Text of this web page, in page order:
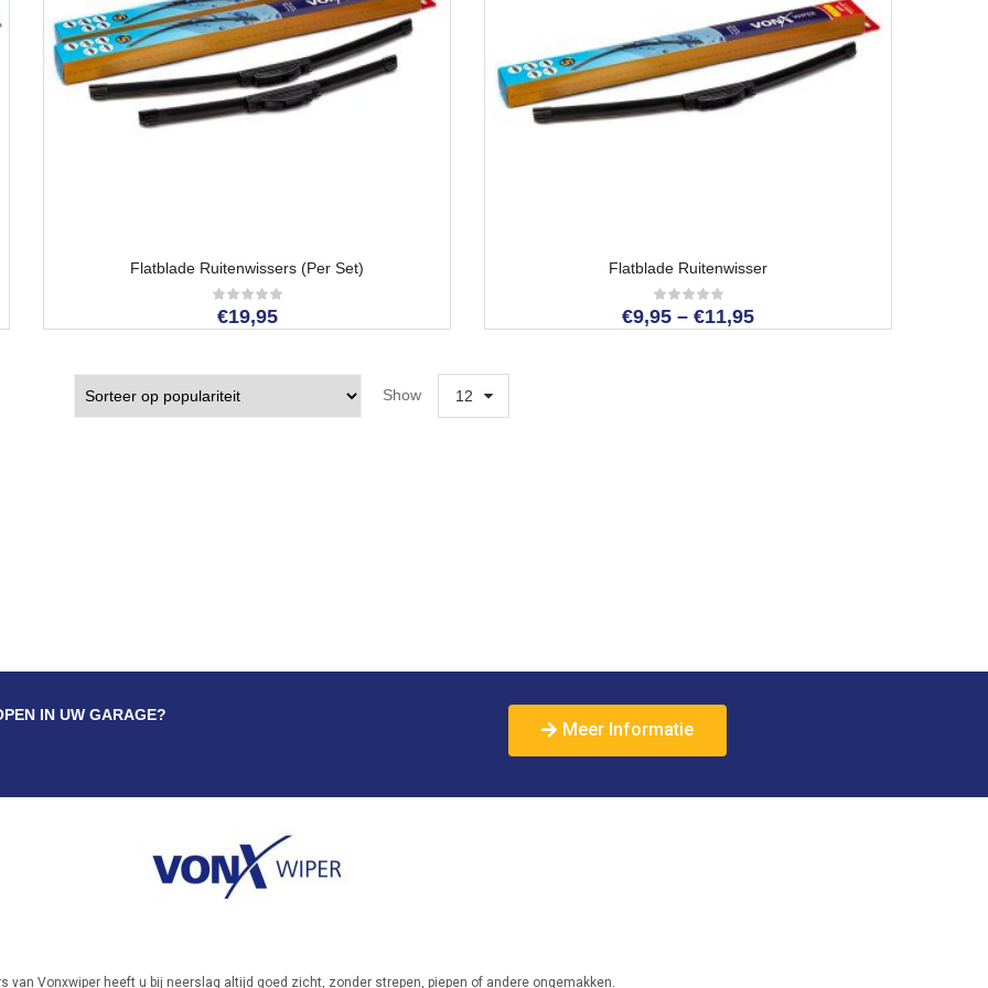
Flatblade Ruitenwissers (per Set)
€19,95
Flatblade Ruitenwisser
€9,95 – €11,95
Show 12
IN UW GARAGE?
Meer Informatie
van Vonxwiper heeft u bij neerslag altijd goed zicht, zonder strepen, piepen of andere ongemakken.